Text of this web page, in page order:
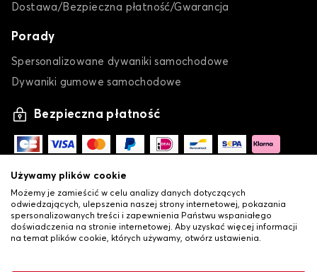
Dostawa/Bezpieczna płatność/Gwarancja
Porady
Spersonalizowane dywaniki samochodowe
Dywaniki gumowe samochodowe
Bezpieczna płatność
Używamy plików cookie
Możemy je zamieścić w celu analizy danych dotyczących
odwiedzających, ulepszenia naszej strony internetowej, pokazania
spersonalizowanych treści i zapewnienia Państwu wspaniałego
doświadczenia na stronie internetowej. Aby uzyskać więcej informacji
na temat plików cookie, których używamy, otwórz ustawienia.